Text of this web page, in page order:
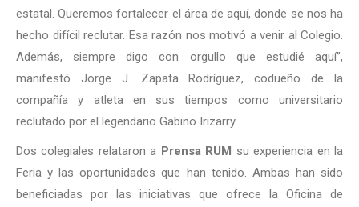
estatal. Queremos fortalecer el área de aquí, donde se nos ha
hecho difícil reclutar. Esa razón nos motivó a venir al Colegio.
Además, siempre digo con orgullo que estudié aquí”,
manifestó Jorge J. Zapata Rodríguez, codueño de la
compañía y atleta en sus tiempos como universitario
reclutado por el legendario Gabino Irizarry.
Dos colegiales relataron a Prensa RUM su experiencia en la
Feria y las oportunidades que han tenido. Ambas han sido
beneficiadas por las iniciativas que ofrece la Oficina de